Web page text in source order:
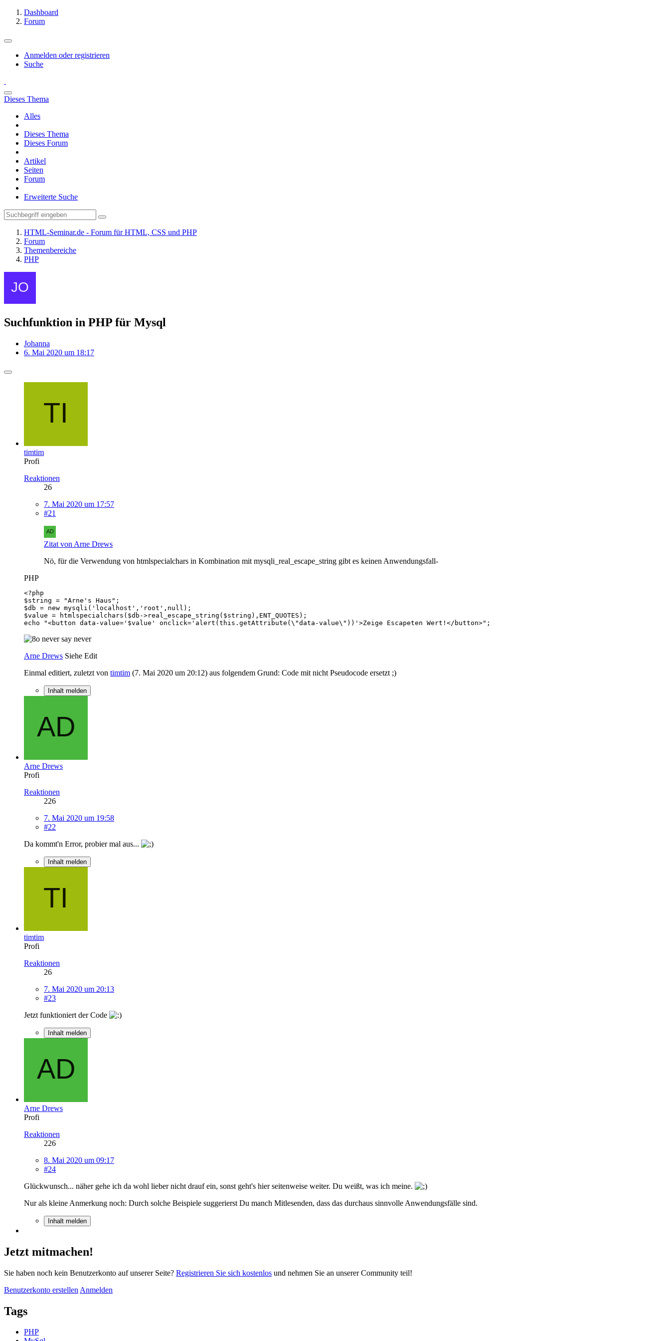
Dashboard
Forum
Anmelden oder registrieren
Suche
Dieses Thema
Alles
Dieses Thema
Dieses Forum
Artikel
Seiten
Forum
Erweiterte Suche
HTML-Seminar.de - Forum für HTML, CSS und PHP
Forum
Themenbereiche
PHP
Suchfunktion in PHP für Mysql
Johanna
6. Mai 2020 um 18:17
timtim
Profi
Reaktionen
26
7. Mai 2020 um 17:57
#21
Zitat von Arne Drews
Nö, für die Verwendung von htmlspecialchars in Kombination mit mysqli_real_escape_string gibt es keinen Anwendungsfall-
PHP
echo "<button data-value='$value' onclick='alert(this.getAttribute(\"data-value\"))'>Zeige Escapeten Wert!</button>";
never say never
Arne Drews Siehe Edit
Einmal editiert, zuletzt von timtim (7. Mai 2020 um 20:12) aus folgendem Grund: Code mit nicht Pseudocode ersetzt ;)
Inhalt melden
Arne Drews
Profi
Reaktionen
226
7. Mai 2020 um 19:58
#22
Da kommt'n Error, probier mal aus...
Inhalt melden
timtim
Profi
Reaktionen
26
7. Mai 2020 um 20:13
#23
Jetzt funktioniert der Code
Inhalt melden
Arne Drews
Profi
Reaktionen
226
8. Mai 2020 um 09:17
#24
Glückwunsch... näher gehe ich da wohl lieber nicht drauf ein, sonst geht's hier seitenweise weiter. Du weißt, was ich meine.
Nur als kleine Anmerkung noch: Durch solche Beispiele suggerierst Du manch Mitlesenden, dass das durchaus sinnvolle Anwendungsfälle sind.
Inhalt melden
Jetzt mitmachen!
Sie haben noch kein Benutzerkonto auf unserer Seite? Registrieren Sie sich kostenlos und nehmen Sie an unserer Community teil!
Benutzerkonto erstellen Anmelden
Tags
PHP